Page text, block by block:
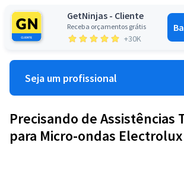
GetNinjas - Cliente
Receba orçamentos grátis
+30K
Seja um profissional
Precisando de Assistências
para Micro-ondas